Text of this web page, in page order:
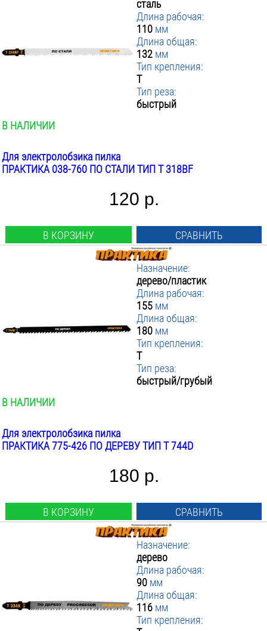
сталь
Длина рабочая:
110 мм
Длина общая:
132 мм
Тип крепления:
T
Тип реза:
быстрый
В НАЛИЧИИ
Для электролобзика пилка
ПРАКТИКА 038-760 ПО СТАЛИ ТИП T 318BF
120 р.
В КОРЗИНУ СРАВНИТЬ
Назначение:
дерево/пластик
Длина рабочая:
155 мм
Длина общая:
180 мм
Тип крепления:
T
Тип реза:
быстрый/грубый
В НАЛИЧИИ
Для электролобзика пилка
ПРАКТИКА 775-426 ПО ДЕРЕВУ ТИП T 744D
180 р.
В КОРЗИНУ СРАВНИТЬ
Назначение:
дерево
Длина рабочая:
90 мм
Длина общая:
116 мм
Тип крепления: